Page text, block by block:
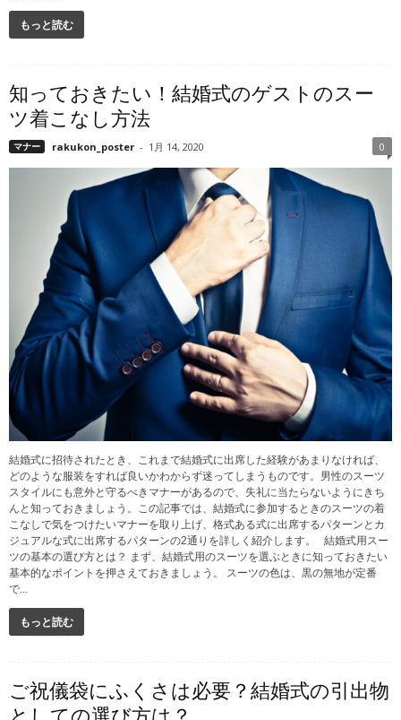
もっと読む
知っておきたい！結婚式のゲストのスー
ツ着こなし方法
マナー rakukon_poster - 1月 14, 2020 0
結婚式に招待されたとき、これまで結婚式に出席した経験があまりなければ、
どのような服装をすれば良いかわからず迷ってしまうものです。男性のスーツ
スタイルにも意外と守るべきマナーがあるので、失礼に当たらないようにきち
んと知っておきましょう。この記事では、結婚式に参加するときのスーツの着
こなしで気をつけたいマナーを取り上げ、格式ある式に出席するパターンとカ
ジュアルな式に出席するパターンの2通りを詳しく紹介します。 結婚式用スー
ツの基本の選び方とは？ まず、結婚式用のスーツを選ぶときに知っておきたい
基本的なポイントを押さえておきましょう。 スーツの色は、黒の無地が定番
で...
もっと読む
ご祝儀袋にふくさは必要？結婚式の引出物